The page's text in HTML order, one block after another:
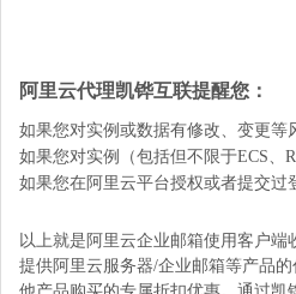
阿里云代理凯铧互联提醒您：
如果您对实例或数据有修改、变更
如果您对实例（包括但不限于ECS、
如果您在阿里云平台授权或者提交
以上就是阿里云企业邮箱使用客户
提供阿里云服务器/企业邮箱等产品